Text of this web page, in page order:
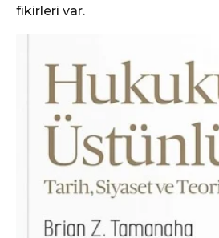
fikirleri var.